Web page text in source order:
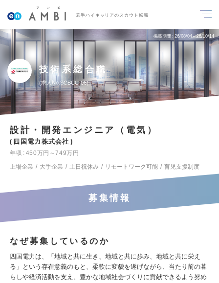
若手ハイキャリアのスカウト転職
掲載期間 26/08/04～26/10/14
技術系総合職
求人No.SCBCC-06
設計・開発エンジニア（電気）
四国電力株式会社
年収
450万円～749万円
上場企業
大手企業 土日祝休み リモートワーク可能 育児支援制度
募集情報
なぜ募集しているのか
四国電力は、「地域と共に生き、地域と共に歩み、地域と共に栄え
る」という存在意義のもと、柔軟に変貌を遂げながら、当たり前の暮
らしや経済活動を支え、豊かな地域社会づくりに貢献できるよう努め